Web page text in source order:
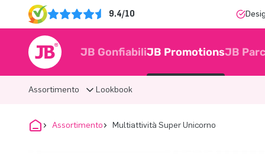
9.4/10
JB GonfiabiliJB PromotionsJB
Assortimento Lookbook
Assortimento Multiattività Super Unicorno